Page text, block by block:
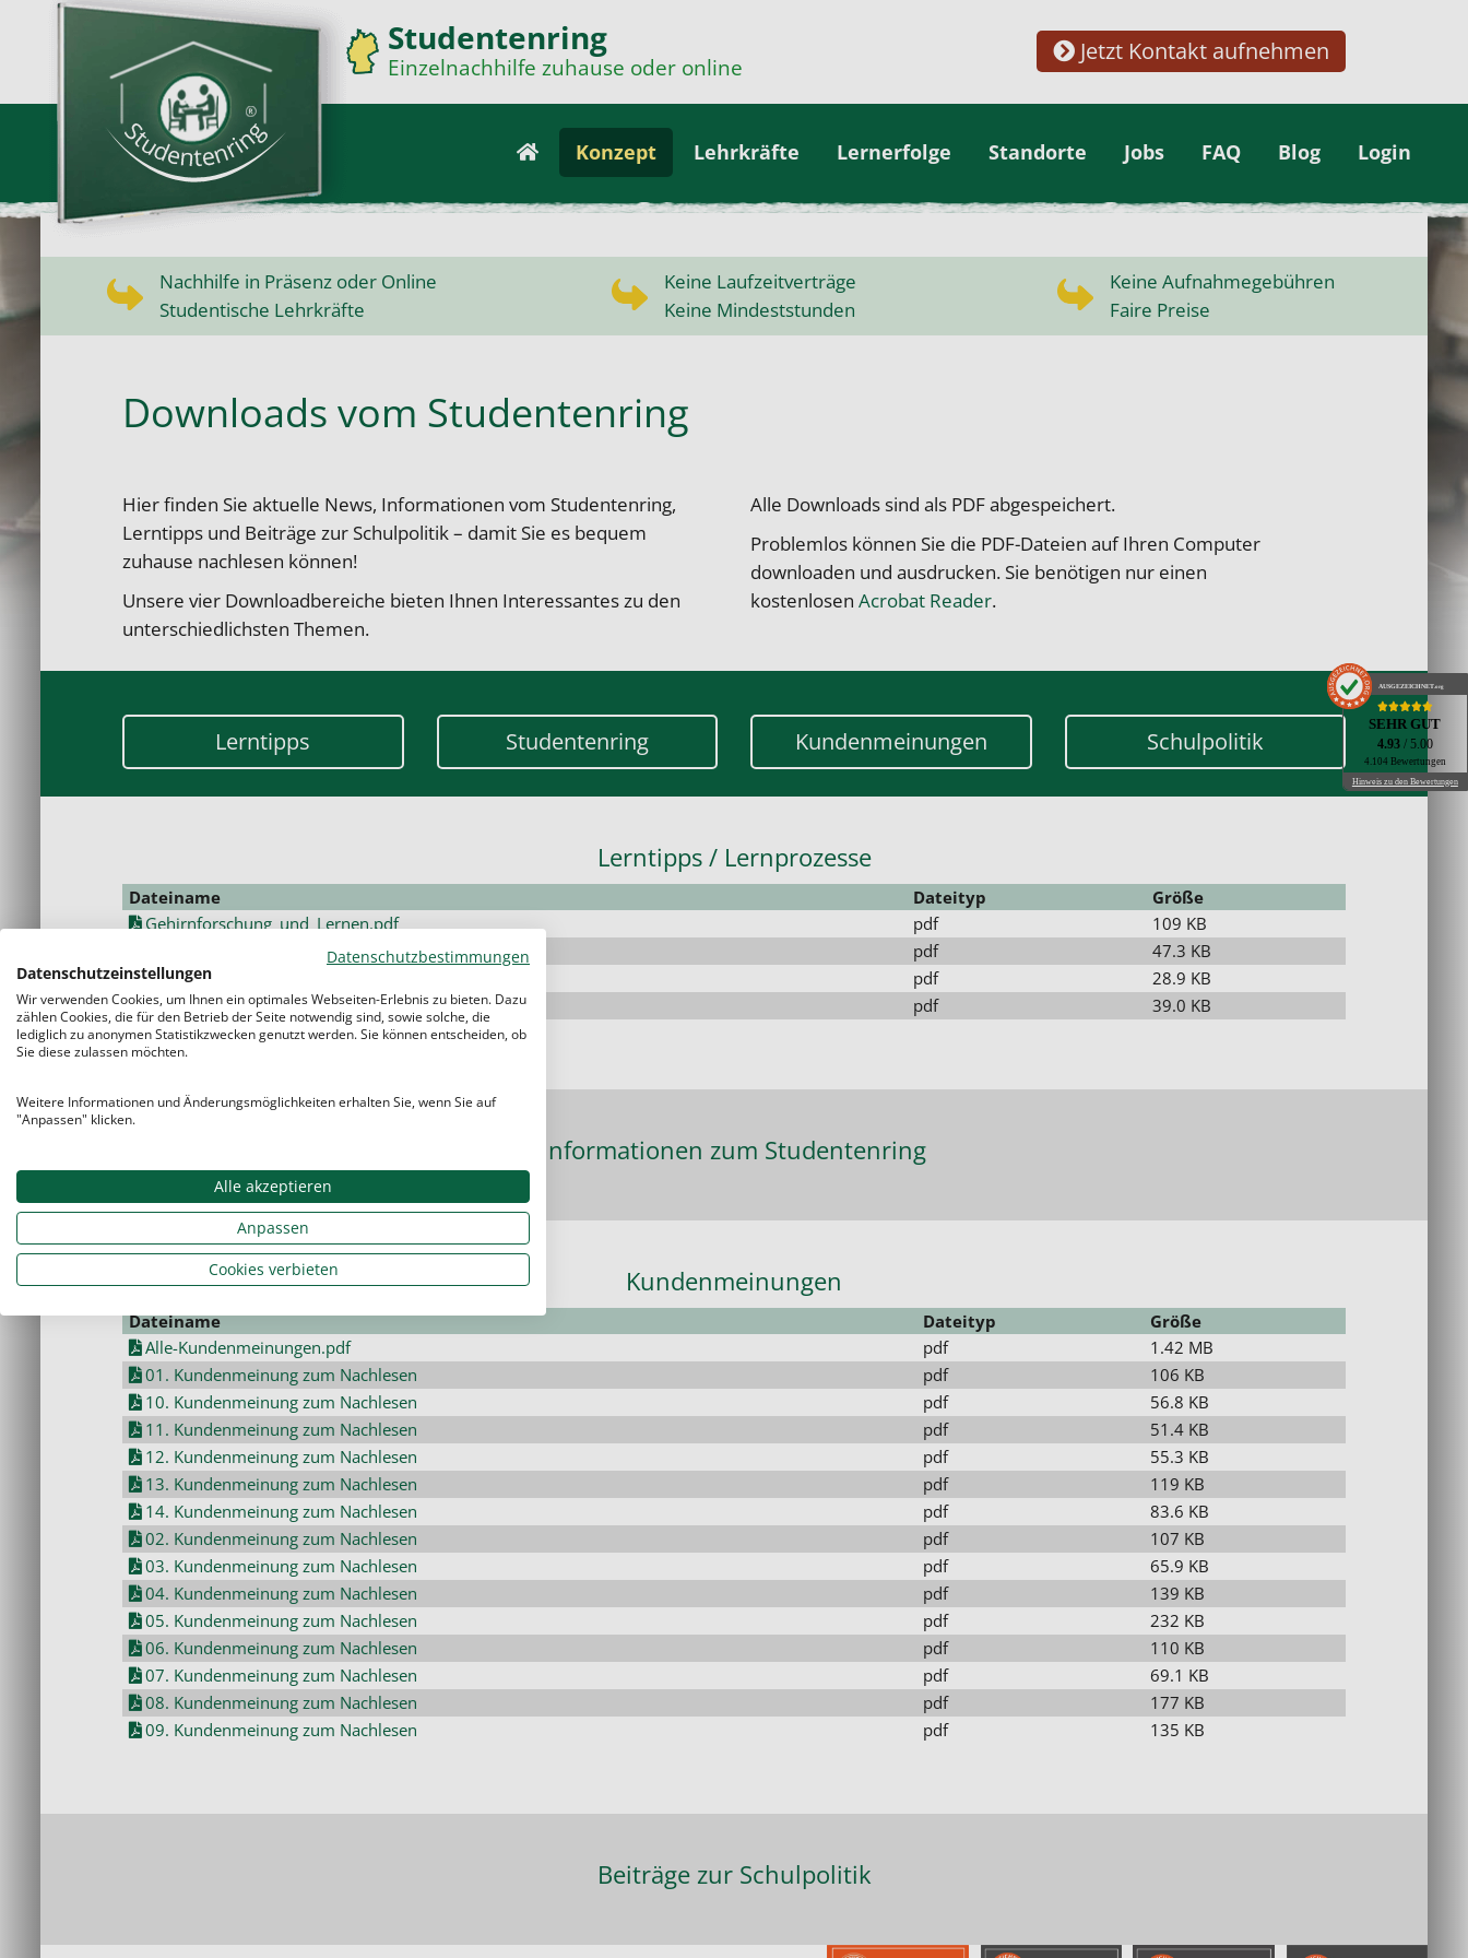
Studentenring
Einzelnachhilfe zuhause oder online
Jetzt Kontakt aufnehmen
Konzept Lehrkräfte Lernerfolge Standorte Jobs FAQ Blog Login
Nachhilfe in Präsenz oder Online
Studentische Lehrkräfte
Keine Laufzeitverträge
Keine Mindeststunden
Keine Aufnahmegebühren
Faire Preise
Downloads vom Studentenring
Hier finden Sie aktuelle News, Informationen vom Studentenring,
Lerntipps und Beiträge zur Schulpolitik – damit Sie es bequem
zuhause nachlesen können!
Unsere vier Downloadbereiche bieten Ihnen Interessantes zu den
unterschiedlichsten Themen.
Alle Downloads sind als PDF abgespeichert.
Problemlos können Sie die PDF-Dateien auf Ihren Computer
downloaden und ausdrucken. Sie benötigen nur einen
kostenlosen Acrobat Reader.
Lerntipps Studentenring Kundenmeinungen Schulpolitik
Lerntipps / Lernprozesse
Dateiname Dateityp
Größe
Gehirnforschung_und_Lernen.pdf
pdf
109 KB
Allgemeine_Lerntipps.pdf
pdf
47.3 KB
Lerntipps_Fremdsprachen.pdf
pdf
28.9 KB
Lerntipps_Textaufgaben.pdf
pdf 39.0 KB
Informationen zum Studentenring
Kundenmeinungen
Dateiname Dateityp
Größe
Alle-Kundenmeinungen.pdf
pdf
1.42 MB
01. Kundenmeinung zum Nachlesen
pdf
106 KB
10. Kundenmeinung zum Nachlesen
pdf
56.8 KB
11. Kundenmeinung zum Nachlesen
pdf
51.4 KB
12. Kundenmeinung zum Nachlesen
pdf
55.3 KB
13. Kundenmeinung zum Nachlesen
pdf
119 KB
14. Kundenmeinung zum Nachlesen
pdf
83.6 KB
02. Kundenmeinung zum Nachlesen
pdf
107 KB
03. Kundenmeinung zum Nachlesen
pdf
65.9 KB
04. Kundenmeinung zum Nachlesen
pdf
139 KB
05. Kundenmeinung zum Nachlesen
pdf
232 KB
06. Kundenmeinung zum Nachlesen
pdf
110 KB
07. Kundenmeinung zum Nachlesen
pdf
69.1 KB
08. Kundenmeinung zum Nachlesen
pdf
177 KB
09. Kundenmeinung zum Nachlesen
pdf 135 KB
Beiträge zur Schulpolitik
Datenschutzbestimmungen
Datenschutzeinstellungen
Wir verwenden Cookies, um Ihnen ein optimales Webseiten-Erlebnis zu bieten. Dazu
zählen Cookies, die für den Betrieb der Seite notwendig sind, sowie solche, die
lediglich zu anonymen Statistikzwecken genutzt werden. Sie können entscheiden, ob
Sie diese zulassen möchten.
Weitere Informationen und Änderungsmöglichkeiten erhalten Sie, wenn Sie auf
"Anpassen" klicken.
Alle akzeptieren
Anpassen
Cookies verbieten
AUSGEZEICHNET.org
SEHR GUT
4.93 / 5.00
4.104 Bewertungen
Hinweis zu den Bewertungen